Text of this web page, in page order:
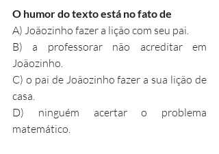
O humor do texto está no fato de
A) Joãozinho fazer a lição com seu pai.
B) a professorar não acreditar em
Joãozinho.
C) o pai de Joãozinho fazer a sua lição de
casa.
D) ninguém acertar o problema
matemático.